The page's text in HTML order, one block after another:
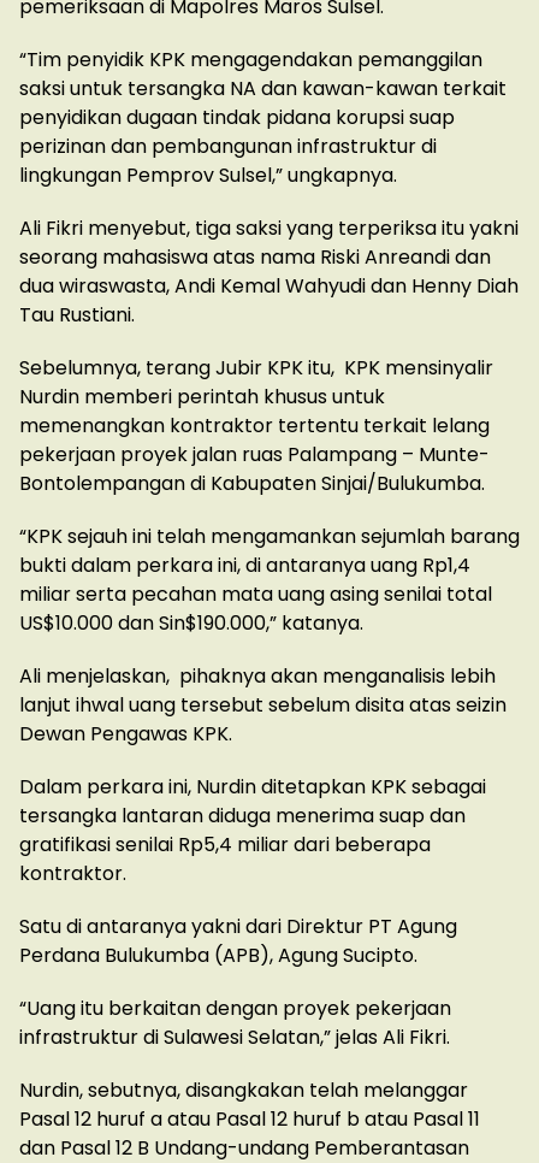
pemeriksaan di Mapolres Maros Sulsel.
“Tim penyidik KPK mengagendakan pemanggilan
saksi untuk tersangka NA dan kawan-kawan terkait
penyidikan dugaan tindak pidana korupsi suap
perizinan dan pembangunan infrastruktur di
lingkungan Pemprov Sulsel,” ungkapnya.
Ali Fikri menyebut, tiga saksi yang terperiksa itu yakni
seorang mahasiswa atas nama Riski Anreandi dan
dua wiraswasta, Andi Kemal Wahyudi dan Henny Diah
Tau Rustiani.
Sebelumnya, terang Jubir KPK itu, KPK mensinyalir
Nurdin memberi perintah khusus untuk
memenangkan kontraktor tertentu terkait lelang
pekerjaan proyek jalan ruas Palampang – Munte-
Bontolempangan di Kabupaten Sinjai/Bulukumba.
“KPK sejauh ini telah mengamankan sejumlah barang
bukti dalam perkara ini, di antaranya uang Rp1,4
miliar serta pecahan mata uang asing senilai total
US$10.000 dan Sin$190.000,” katanya.
Ali menjelaskan, pihaknya akan menganalisis lebih
lanjut ihwal uang tersebut sebelum disita atas seizin
Dewan Pengawas KPK.
Dalam perkara ini, Nurdin ditetapkan KPK sebagai
tersangka lantaran diduga menerima suap dan
gratifikasi senilai Rp5,4 miliar dari beberapa
kontraktor.
Satu di antaranya yakni dari Direktur PT Agung
Perdana Bulukumba (APB), Agung Sucipto.
“Uang itu berkaitan dengan proyek pekerjaan
infrastruktur di Sulawesi Selatan,” jelas Ali Fikri.
Nurdin, sebutnya, disangkakan telah melanggar
Pasal 12 huruf a atau Pasal 12 huruf b atau Pasal 11
dan Pasal 12 B Undang-undang Pemberantasan